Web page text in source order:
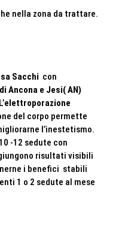
nella zona da trattare.
Sacchicon
Ancona e Jesi( AN)
elettroporazione
del corpo permette
l’inestetismo.
-12 sedute con
risultati visibili
i benefici stabili
1 o 2 sedute al mese